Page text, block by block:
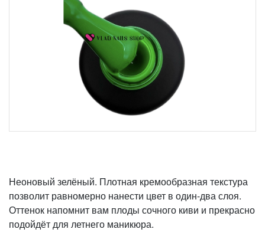
Неоновый зелёный. Плотная кремообразная текстура
позволит равномерно нанести цвет в один-два слоя.
Оттенок напомнит вам плоды сочного киви и прекрасно
подойдёт для летнего маникюра.